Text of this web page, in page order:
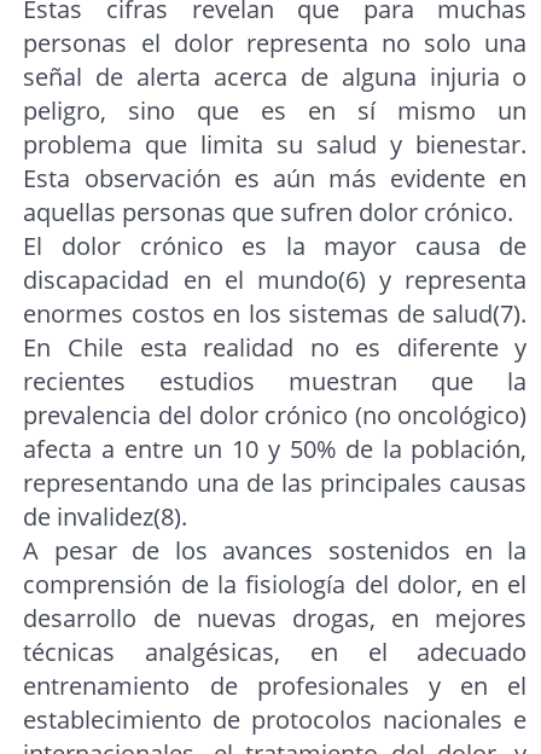
Estas cifras revelan que para muchas
personas el dolor representa no solo una
señal de alerta acerca de alguna injuria o
peligro, sino que es en sí mismo un
problema que limita su salud y bienestar.
Esta observación es aún más evidente en
aquellas personas que sufren dolor crónico.
El dolor crónico es la mayor causa de
discapacidad en el mundo(6) y representa
enormes costos en los sistemas de salud(7).
En Chile esta realidad no es diferente y
recientes estudios muestran que la
prevalencia del dolor crónico (no oncológico)
afecta a entre un 10 y 50% de la población,
representando una de las principales causas
de invalidez(8).
A pesar de los avances sostenidos en la
comprensión de la fisiología del dolor, en el
desarrollo de nuevas drogas, en mejores
técnicas analgésicas, en el adecuado
entrenamiento de profesionales y en el
establecimiento de protocolos nacionales e